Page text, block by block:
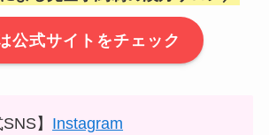
公式サイトをチェック
SNS】 Instagram